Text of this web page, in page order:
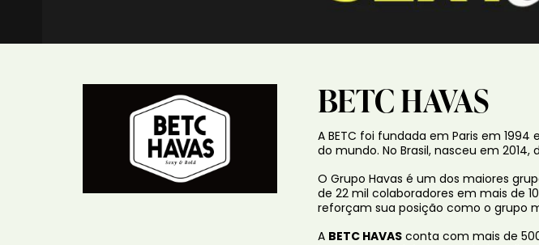
BETC HAVAS
A BETC foi fundada em Paris em
do mundo. No Brasil, nasceu em
O Grupo Havas é um dos maiores
de 22 mil colaboradores em mais de
reforçam sua posição como o grupo
A BETC HAVAS conta com mais de